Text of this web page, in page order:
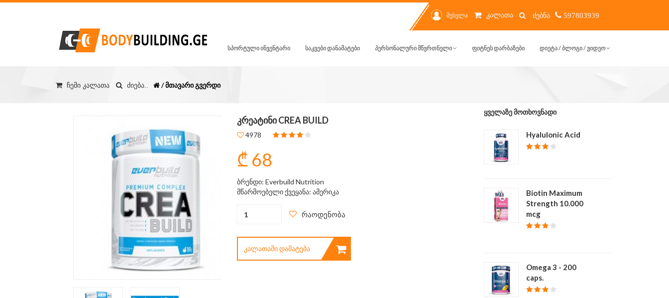
შესვლა კალათა 597803939
ᲡᲞᲝᲠᲢᲣᲚᲘ ᲘᲜᲕᲔᲜᲢᲐᲠᲘ ᲡᲐᲙᲕᲔᲑᲘ ᲓᲐᲜᲐᲛᲐᲢᲔᲑᲘ ᲞᲔᲠᲡᲝᲜᲐᲚᲣᲠᲘ ᲛᲬᲕᲠᲗᲜᲔᲚᲘ ᲤᲘᲢᲜᲔᲡ ᲓᲐᲠᲑᲐᲖᲔᲑᲘ ᲓᲘᲔᲢᲐ / ᲑᲚᲝᲒᲘ / ᲕᲘᲓᲔᲝ
ჩემი კალათა ძიება.. / მთავარი გვერდი
ᲙᲠᲔᲐᲢᲘᲜᲘ CREA BUILD
4978
₾ 68
ბრენდი: Everbuild Nutrition
მწარმოებელი ქვეყანა: ამერიკა
რაოდენობა
ᲙᲐᲚᲐᲗᲐᲨᲘ ᲓᲐᲛᲐᲢᲔᲑᲐ
ᲧᲕᲔᲚᲐᲖᲔ ᲛᲝᲗᲮᲝᲕᲜᲐᲓᲘ
Hyalulonic Acid
Biotin Maximum
Strength 10.000
mcg
Omega 3 - 200
caps.